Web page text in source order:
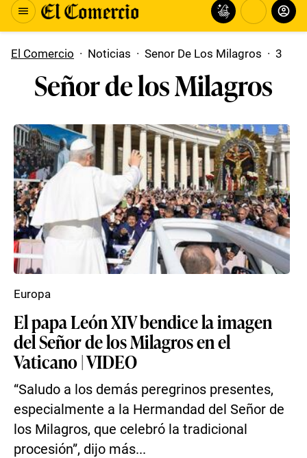
El Comercio · Noticias · Senor De Los Milagros · 3
Señor de los Milagros
El papa León XIV bendice la imagen
del Señor de los Milagros en el
Vaticano | VIDEO
“Saludo a los demás peregrinos presentes,
especialmente a la Hermandad del Señor de
los Milagros, que celebró la tradicional
procesión”, dijo más...
Europa